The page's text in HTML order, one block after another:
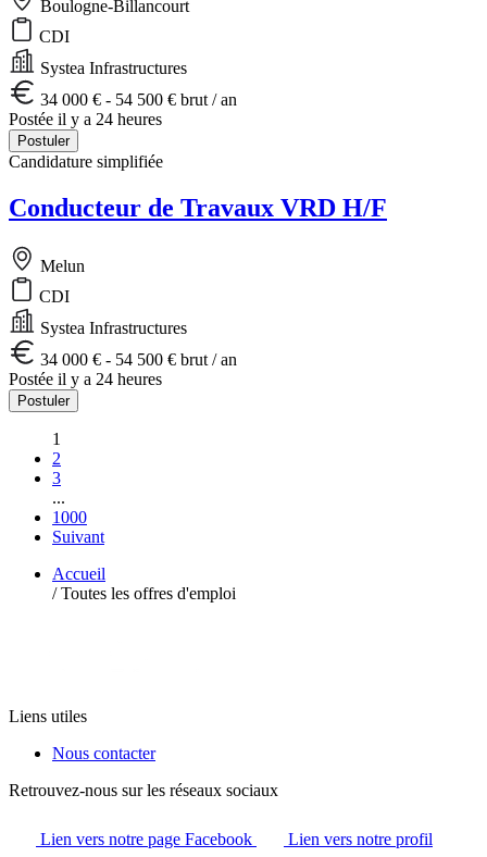
Boulogne-Billancourt
CDI
Systea Infrastructures
34 000 € - 54 500 € brut / an
Postée il y a 24 heures
Postuler
Candidature simplifiée
Conducteur de Travaux VRD H/F
Melun
CDI
Systea Infrastructures
34 000 € - 54 500 € brut / an
Postée il y a 24 heures
Postuler
1
2
3
...
1000
Suivant
Accueil
/ Toutes les offres d'emploi
Liens utiles
Nous contacter
Retrouvez-nous sur les réseaux sociaux
Lien vers notre page Facebook Lien vers notre profil